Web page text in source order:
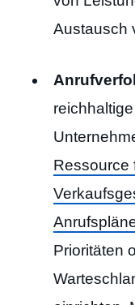
Austausch
Ressource
Prioritäten